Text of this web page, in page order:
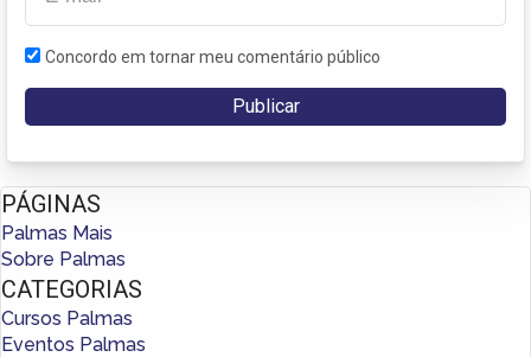
Concordo em tornar meu comentário público
PÁGINAS
Palmas Mais
Sobre Palmas
CATEGORIAS
Cursos Palmas
Eventos Palmas